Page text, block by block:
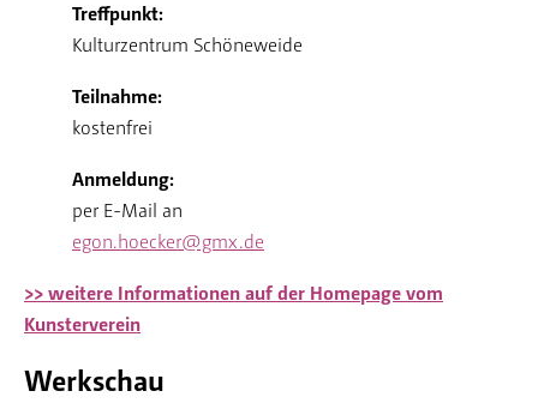
Treffpunkt:
Kulturzentrum Schöneweide
Teilnahme:
kostenfrei
Anmeldung:
per E-Mail an
egon.hoecker@gmx.de
>> weitere Informationen auf der Homepage vom
Kunsterverein
Werkschau